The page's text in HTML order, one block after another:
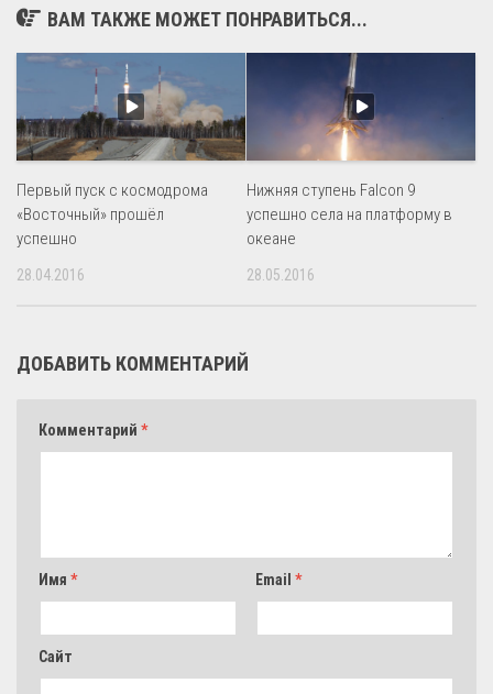
ВАМ ТАКЖЕ МОЖЕТ ПОНРАВИТЬСЯ...
Первый пуск с космодрома
«Восточный» прошёл
успешно
28.04.2016
Нижняя ступень Falcon 9
успешно села на платформу в
океане
28.05.2016
ДОБАВИТЬ КОММЕНТАРИЙ
Комментарий *
Имя * Email *
Сайт